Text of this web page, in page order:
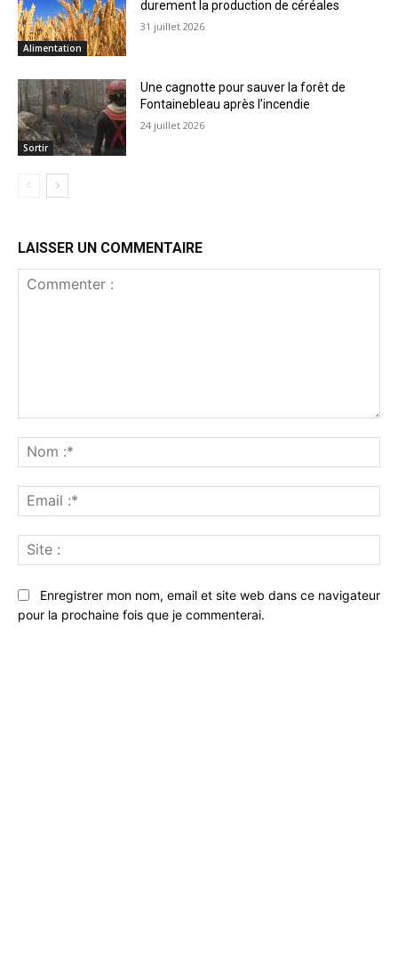
Alimentation
durement la production de céréales
31 juillet 2026
Sortir
Une cagnotte pour sauver la forêt de
Fontainebleau après l’incendie
24 juillet 2026
LAISSER UN COMMENTAIRE
:*
:*
:
Enregistrer mon nom, email et site web dans ce navigateur
pour la prochaine fois que je commenterai.